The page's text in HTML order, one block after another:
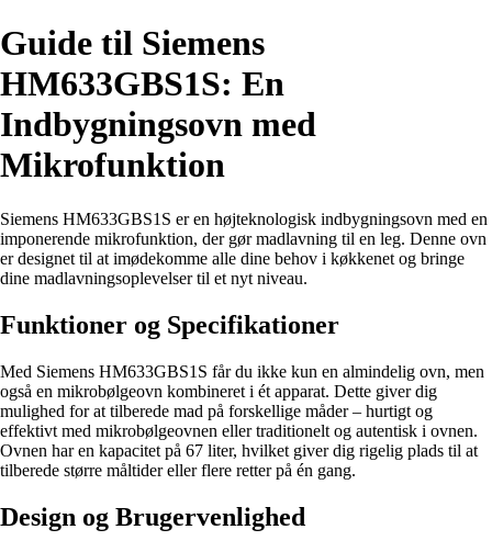
Guide til Siemens
HM633GBS1S: En
Indbygningsovn med
Mikrofunktion
Siemens HM633GBS1S er en højteknologisk indbygningsovn med en
imponerende mikrofunktion, der gør madlavning til en leg. Denne ovn
er designet til at imødekomme alle dine behov i køkkenet og bringe
dine madlavningsoplevelser til et nyt niveau.
Funktioner og Specifikationer
Med Siemens HM633GBS1S får du ikke kun en almindelig ovn, men
også en mikrobølgeovn kombineret i ét apparat. Dette giver dig
mulighed for at tilberede mad på forskellige måder – hurtigt og
effektivt med mikrobølgeovnen eller traditionelt og autentisk i ovnen.
Ovnen har en kapacitet på 67 liter, hvilket giver dig rigelig plads til at
tilberede større måltider eller flere retter på én gang.
Design og Brugervenlighed